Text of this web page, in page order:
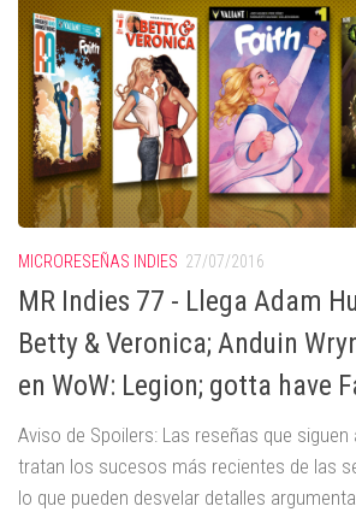
MICRORESEÑAS INDIES 27/07/2016
MR Indies 77 - Llega Adam
Betty & Veronica; Anduin
en WoW: Legion; gotta have
Aviso de Spoilers: Las reseñas que
tratan los sucesos más recientes de las
lo que pueden desvelar detalles